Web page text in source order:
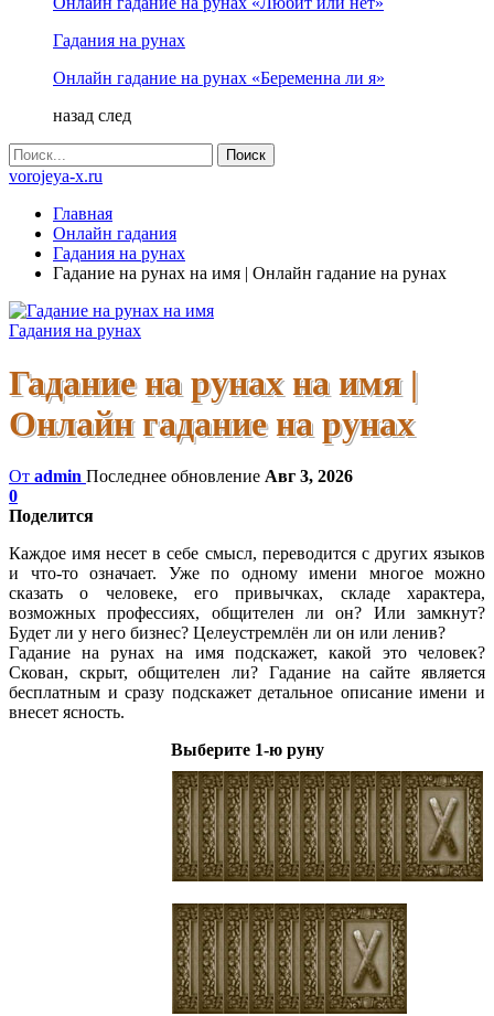
Гадания на рунах
Онлайн гадание на рунах «Беременна ли я»
назад след
vorojeya-x.ru
Главная
Онлайн гадания
Гадания на рунах
Гадание на рунах на имя | Онлайн гадание на рунах
Гадания на рунах
Гадание на рунах на имя |
Онлайн гадание на рунах
От admin Последнее обновление Авг 3, 2026
0
Поделится
Каждое имя несет в себе смысл, переводится с других языков
и что-то означает. Уже по одному имени многое можно
сказать о человеке, его привычках, складе характера,
возможных профессиях, общителен ли он? Или замкнут?
Будет ли у него бизнес? Целеустремлён ли он или ленив?
Гадание на рунах на имя подскажет, какой это человек?
Скован, скрыт, общителен ли? Гадание на сайте является
бесплатным и сразу подскажет детальное описание имени и
внесет ясность.
Выберите 1-ю руну